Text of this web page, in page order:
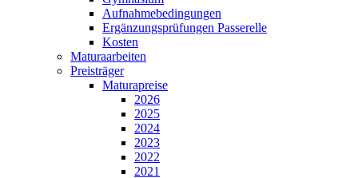
Aufnahmebedingungen
Ergänzungsprüfungen Passerelle
Kosten
Maturaarbeiten
Preisträger
Maturapreise
2026
2025
2024
2023
2022
2021